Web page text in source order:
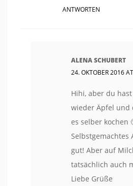
ANTWORTEN
ALENA SCHUBERT
24. OKTOBER 2016
Hihi, aber du
wieder Äpfel und
es selber kochen
Selbstgemachtes
gut! Aber auf
tatsächlich auch
Liebe Grüße